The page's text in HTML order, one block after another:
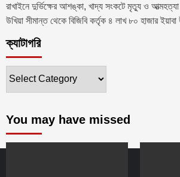
রাখাইনে দুর্ভিক্ষের আশঙ্কা, খাদ্য সংকটে মৃত্যু ও আত্মহত্যা
উখিয়া সীমান্ত থেকে বিজিবি কর্তৃক ৪ লাখ ৮০ হাজার ইয়াবা
ক্যাটাগরি
You may have missed